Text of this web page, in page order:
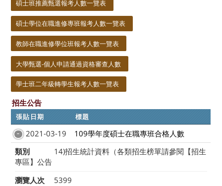
碩士班推薦甄選報考人數一覽表
碩士學位在職進修專班報考人數一覽表
教師在職進修學位班報考人數一覽表
大學甄選-個人申請通過資格審查人數
學士班二年級轉學生報考人數一覽表
招生公告
張貼日期 標題
2021-03-19
109學年度碩士在職專班合格人數
類別
14)招生統計資料（各類招生榜單請參閱【招生
專區】公告
瀏覽人次
5399